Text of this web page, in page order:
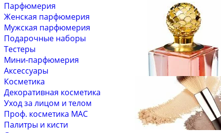
Парфюмерия
Женская парфюмерия
Мужская парфюмерия
Подарочные наборы
Тестеры
Мини-парфюмерия
Аксессуары
Косметика
Декоративная косметика
Уход за лицом и телом
Проф. косметика MAC
Палитры и кисти